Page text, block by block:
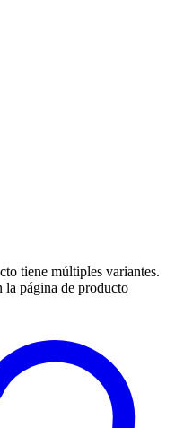
tiene múltiples variantes.
la página de producto